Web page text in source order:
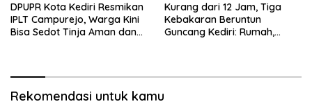
DPUPR Kota Kediri Resmikan
IPLT Campurejo, Warga Kini
Bisa Sedot Tinja Aman dan
Kurang dari 12 Jam, Tiga
Kebakaran Beruntun
Guncang Kediri: Rumah,
Rekomendasi untuk kamu